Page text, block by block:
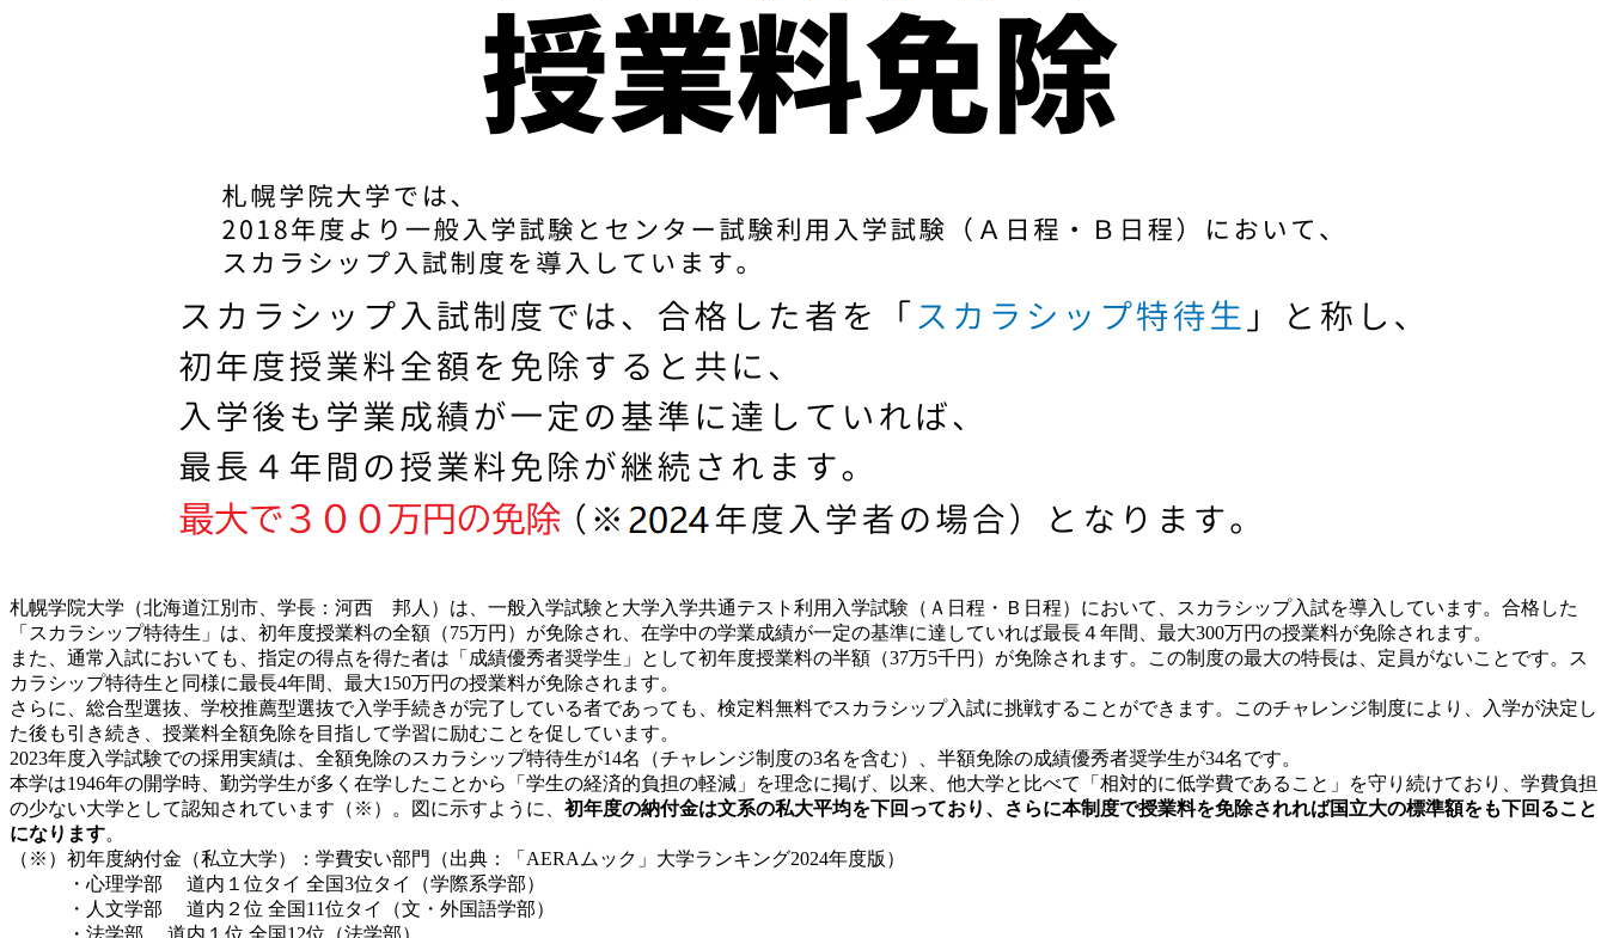
札幌学院大学（北海道江別市、学長：河西 邦人）は、一般入学試験と大学入学共通テスト利用入学試験（Ａ日程・Ｂ日程）において、スカラシップ入試を導入しています。合格した
「スカラシップ特待生」は、初年度授業料の全額（75万円）が免除され、在学中の学業成績が一定の基準に達していれば最長４年間、最大300万円の授業料が免除されます。
また、通常入試においても、指定の得点を得た者は「成績優秀者奨学生」として初年度授業料の半額（37万5千円）が免除されます。この制度の最大の特長は、定員がないことです。ス
カラシップ特待生と同様に最長4年間、最大150万円の授業料が免除されます。
さらに、総合型選抜、学校推薦型選抜で入学手続きが完了している者であっても、検定料無料でスカラシップ入試に挑戦することができます。このチャレンジ制度により、入学が決定し
た後も引き続き、授業料全額免除を目指して学習に励むことを促しています。
2023年度入学試験での採用実績は、全額免除のスカラシップ特待生が14名（チャレンジ制度の3名を含む）、半額免除の成績優秀者奨学生が34名です。
本学は1946年の開学時、勤労学生が多く在学したことから「学生の経済的負担の軽減」を理念に掲げ、以来、他大学と比べて「相対的に低学費であること」を守り続けており、学費負担
の少ない大学として認知されています（※）。図に示すように、 初年度の納付金は文系の私大平均を下回っており、さらに本制度で授業料を免除されれば国立大の標準額をも下回ること
になります。
（※） 初年度納付金（私立大学）：学費安い部門（出典：「AERAムック」大学ランキング2024年度版）
・心理学部 道内１位タイ 全国3位タイ（学際系学部）
・人文学部 道内２位 全国11位タイ（文・外国語学部）
・法学部 道内１位 全国12位（法学部）